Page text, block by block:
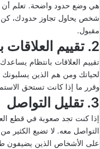
هي وضع حدود واضحة. تعلم أن
شخص يحاول تجاوز حدودك، كن
مقبول.
2. تقييم العلاقات بانتظام
تقييم العلاقات بانتظام
لحياتك ومن هم الذين
وقرر ما إذا كانت تستحق
3. تقليل التواصل
إذا كنت تجد صعوبة في قطع
التواصل معه. لا تضيع الكثير
على الأشخاص الذين يضيفون